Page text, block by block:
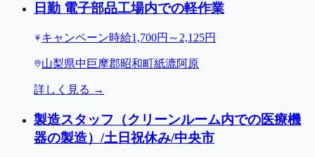
日勤 電子部品工場内での軽作業
キャンペーン時給1,700円～2,125円
山梨県中巨摩郡昭和町紙漉阿原
詳しく見る →
製造スタッフ（クリーンルーム内での医療機
器の製造）/土日祝休み/中央市